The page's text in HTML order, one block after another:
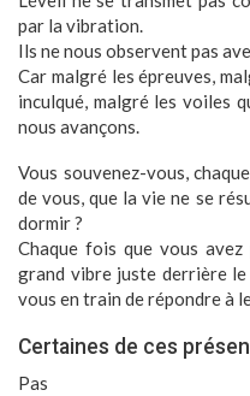
par la vibration.
Ils ne nous observent pas
Car malgré les épreuves,
inculqué, malgré les voiles
nous avançons.
Vous souvenez-vous,
de vous, que la vie ne se
dormir ?
Chaque fois que vous
grand vibre juste derrière
vous en train de répondre à
Certaines de ces
Pas